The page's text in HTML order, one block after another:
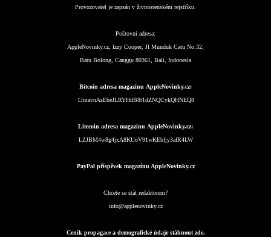
Provozovatel je zapsán v živnostenském rejstříku.
Poštovní adresa:
AppleNovinky.cz, Izzy Cooper, Jl Munduk Catu No.32,
Batu Bolong, Canggu 80361, Bali, Indonesia
Bitcoin adresa magazínu AppleNovinky.cz:
1JmavnAsEbeJLRYHdB8t1dZNQCykQHNEQ8
Litecoin adresa magazínu AppleNovinky.cz:
LZJBM4w8g4jxA8KUoV91wKEbfjy3afR4LW
PayPal příspěvek magazínu AppleNovinky.cz
Chcete se stát redaktorem?
info@applenovinky.cz
Ceník propagace a demografické údaje stáhnout zde.